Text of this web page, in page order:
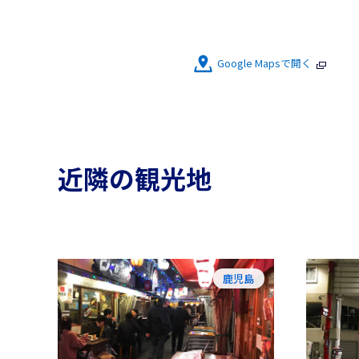
Google Mapsで開く
近隣の観光地
鹿児島